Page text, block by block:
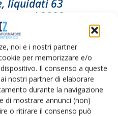
noi e i nostri partner
per memorizzare e/o
Il consenso a queste
nostri partner di elaborare
durante la navigazione
di mostrare annunci (non)
o ritirare il consenso può
liquidati 63
nel 2023